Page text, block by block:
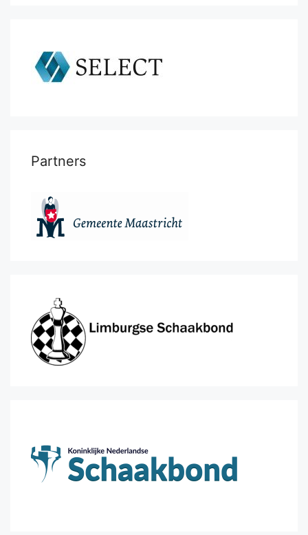
Partners